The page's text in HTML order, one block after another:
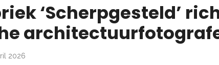
‘Scherpgesteld’
2026